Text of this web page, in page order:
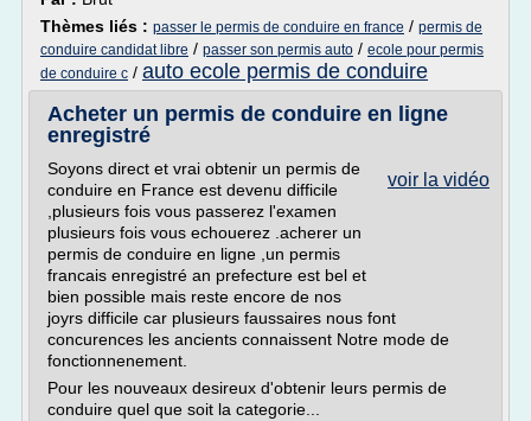
Thèmes liés : passer le permis de conduire en france / permis de
conduire candidat libre / passer son permis auto / ecole pour permis
de conduire c / auto ecole permis de conduire
Acheter un permis de conduire en ligne
enregistré
voir la vidéo
Soyons direct et vrai obtenir un permis de
conduire en France est devenu difficile
,plusieurs fois vous passerez l'examen
plusieurs fois vous echouerez .acherer un
permis de conduire en ligne ,un permis
francais enregistré an prefecture est bel et
bien possible mais reste encore de nos
joyrs difficile car plusieurs faussaires nous font
concurences les ancients connaissent Notre mode de
fonctionnenement.
Pour les nouveaux desireux d'obtenir leurs permis de
conduire quel que soit la categorie...